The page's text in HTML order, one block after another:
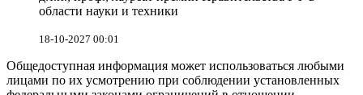
области науки и техники
18-10-2027 00:01
Общедоступная информация может использоваться любыми
лицами по их усмотрению при соблюдении установленных